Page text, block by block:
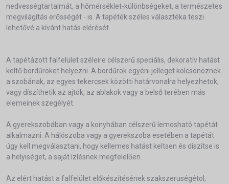
nedvességtartalmát, a hőmérséklet-különbségeket, a természetes
megvilágítás erősségét - is. A tapéték széles választéka teszi
lehetővé a kívánt hatás elérését.
A tapétázott falfelület széleire célszerű speciális, dekoratív hatást
keltő bordűröket helyezni. A bordűrök egyéni jelleget kölcsönöznek
a szobának, az egyes tekercsek közötti határvonalra helyezhetok,
vagy díszíthetik az ajtók, az ablakok vagy a belső terében más
elemeinek szegélyét.
A gyerekszobában vagy a konyhában célszerű lemosható tapétát
alkalmazni. A hálószoba vagy a gyerekszoba esetében a tapétát
úgy kell megválasztani, hogy kellemes hatást keltsen és díszítse is
a helyiséget, a saját ízlésnek megfelelően.
Az elért hatást a falfelület előkészítésének szakszeruségétol,